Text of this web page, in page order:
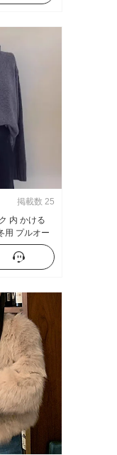
掲載数 25
内 かける
用 プルオー
セーター 中